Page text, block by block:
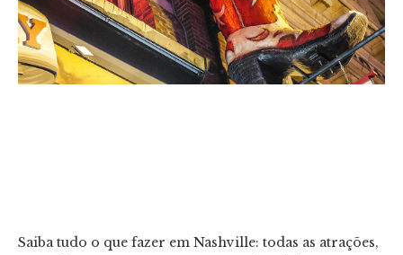
Saiba tudo o que fazer em Nashville: todas as atrações,